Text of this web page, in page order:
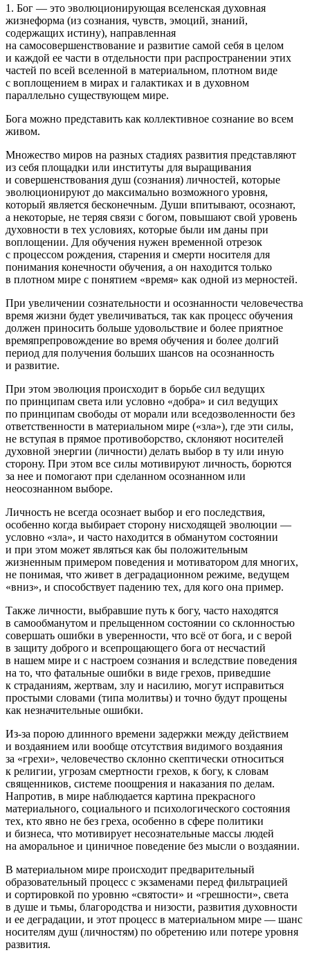
1. Бог — это эволюционирующая вселенская духовная
жизнеформа (из сознания, чувств, эмоций, знаний,
содержащих истину), направленная
на самосовершенствование и развитие самой себя в целом
и каждой ее части в отдельности при распространении этих
частей по всей вселенной в материальном, плотном виде
с воплощением в мирах и галактиках и в духовном
параллельно существующем мире.
Бога можно представить как коллективное сознание во всем
живом.
Множество миров на разных стадиях развития представляют
из себя площадки или институты для выращивания
и совершенствования душ (сознания) личностей, которые
эволюционируют до максимально возможного уровня,
который является бесконечным. Души впитывают, осознают,
а некоторые, не теряя связи с богом, повышают свой уровень
духовности в тех условиях, которые были им даны при
воплощении. Для обучения нужен временной отрезок
с процессом рождения, старения и смерти носителя для
понимания конечности обучения, а он находится только
в плотном мире с понятием «время» как одной из мерностей.
При увеличении сознательности и осознанности человечества
время жизни будет увеличиваться, так как процесс обучения
должен приносить больше удовольствие и более приятное
времяпрепровождение во время обучения и более долгий
период для получения больших шансов на осознанность
и развитие.
При этом эволюция происходит в борьбе сил ведущих
по принципам света или условно «добра» и сил ведущих
по принципам свободы от морали или вседозволенности без
ответственности в материальном мире («зла»), где эти силы,
не вступая в прямое противоборство, склоняют носителей
духовной энергии (личности) делать выбор в ту или иную
сторону. При этом все силы мотивируют личность, борются
за нее и помогают при сделанном осознанном или
неосознанном выборе.
Личность не всегда осознает выбор и его последствия,
особенно когда выбирает сторону нисходящей эволюции —
условно «зла», и часто находится в обманутом состоянии
и при этом может являться как бы положительным
жизненным примером поведения и мотиватором для многих,
не понимая, что живет в деградационном режиме, ведущем
«вниз», и способствует падению тех, для кого она пример.
Также личности, выбравшие путь к богу, часто находятся
в самообманутом и прельщенном состоянии со склонностью
совершать ошибки в уверенности, что всё от бога, и с верой
в защиту доброго и всепрощающего бога от несчастий
в нашем мире и с настроем сознания и вследствие поведения
на то, что фатальные ошибки в виде грехов, приведшие
к страданиям, жертвам, злу и насилию, могут исправиться
простыми словами (типа молитвы) и точно будут прощены
как незначительные ошибки.
Из-за порою длинного времени задержки между действием
и воздаянием или вообще отсутствия видимого воздаяния
за «грехи», человечество склонно скептически относиться
к религии, угрозам смертности грехов, к богу, к словам
священников, системе поощрения и наказания по делам.
Напротив, в мире наблюдается картина прекрасного
материального, социального и психологического состояния
тех, кто явно не без греха, особенно в сфере политики
и бизнеса, что мотивирует несознательные массы людей
на аморальное и циничное поведение без мысли о воздаянии.
В материальном мире происходит предварительный
образовательный процесс с экзаменами перед фильтрацией
и сортировкой по уровню «святости» и «грешности», света
в душе и тьмы, благородства и низости, развития духовности
и ее деградации, и этот процесс в материальном мире — шанс
носителям душ (личностям) по обретению или потере уровня
развития.